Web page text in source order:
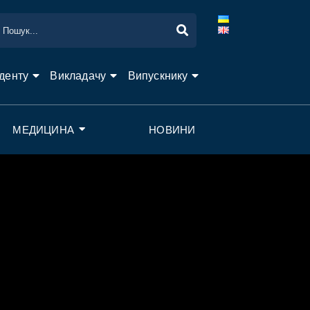
Викладачу Випускнику
МЕДИЦИНА НОВИНИ